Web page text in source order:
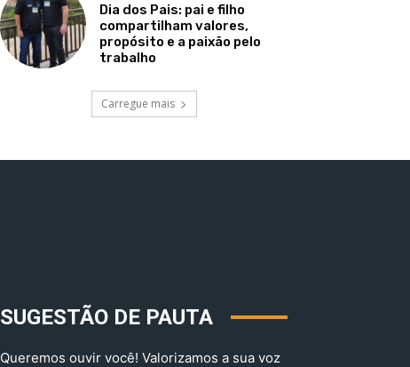
Dia dos Pais: pai e filho
compartilham valores,
propósito e a paixão pelo
trabalho
Carregue mais
SUGESTÃO DE PAUTA
Queremos ouvir você! Valorizamos a sua voz